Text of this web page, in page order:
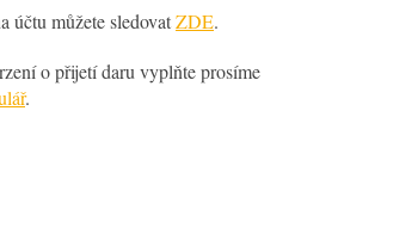
účtu můžete sledovatZDE.
o přijetí daru vyplňte prosíme
.